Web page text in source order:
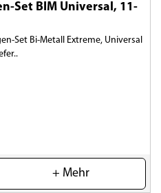
Set BIM Universal, 11-
Set Bi-Metall Extreme, Universal
(0)
+ Mehr